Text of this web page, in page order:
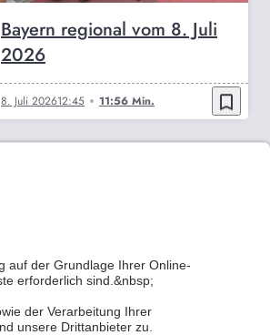
Bayern regional vom 8. Juli
2026
8. Juli 202612:45 11:56 Min. bookmark_border